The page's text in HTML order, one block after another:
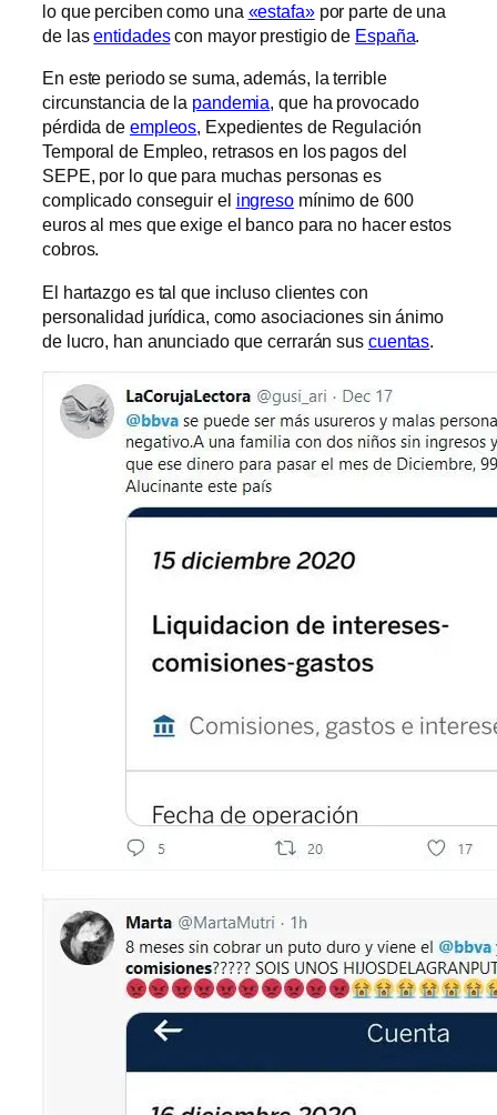
lo que perciben como una «estafa»por parte de una
de lasentidadescon mayor prestigio de España.
En este periodo se suma, además, la terrible
circunstancia de la pandemia, que ha provocado
pérdida de empleos, Expedientes de Regulación
Temporal de Empleo, retrasos en los pagos del
SEPE, por lo que para muchas personas es
complicado conseguir el ingresomínimo de 600
euros al mes que exige el banco para no hacer estos
cobros.
El hartazgo es tal que incluso clientes con
personalidad jurídica, como asociaciones sin ánimo
de lucro, han anunciado que cerrarán sus cuentas